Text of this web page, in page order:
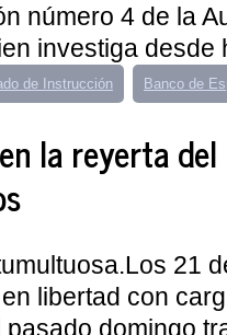
número 4 de la
investiga desde
de Instrucción Banco de
la reyerta
21
libertad con
domingo